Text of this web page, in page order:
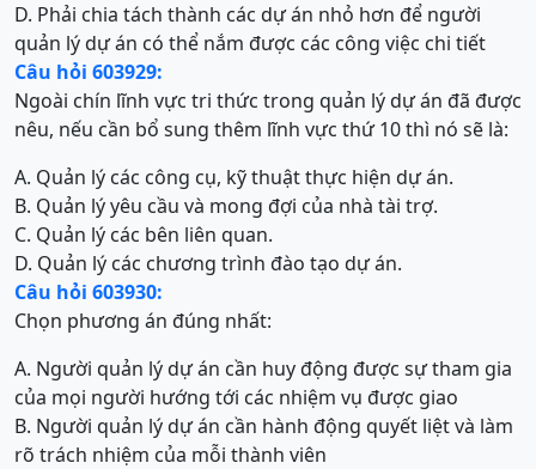
D. Phải chia tách thành các dự án nhỏ hơn để người
quản lý dự án có thể nắm được các công việc chi tiết
Câu hỏi 603929:
Ngoài chín lĩnh vực tri thức trong quản lý dự án đã được
nêu, nếu cần bổ sung thêm lĩnh vực thứ 10 thì nó sẽ là:
A. Quản lý các công cụ, kỹ thuật thực hiện dự án.
B. Quản lý yêu cầu và mong đợi của nhà tài trợ.
C. Quản lý các bên liên quan.
D. Quản lý các chương trình đào tạo dự án.
Câu hỏi 603930:
Chọn phương án đúng nhất:
A. Người quản lý dự án cần huy động được sự tham gia
của mọi người hướng tới các nhiệm vụ được giao
B. Người quản lý dự án cần hành động quyết liệt và làm
rõ trách nhiệm của mỗi thành viên